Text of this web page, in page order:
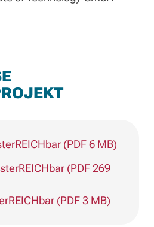
(PDF 6 MB)
(PDF 269
(PDF 3 MB)